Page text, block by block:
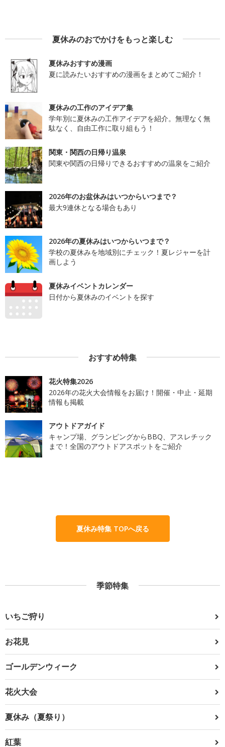
夏休みのおでかけをもっと楽しむ
夏休みおすすめ漫画
夏に読みたいおすすめの漫画をまとめてご紹介！
夏休みの工作のアイデア集
学年別に夏休みの工作アイデアを紹介。無理なく無
駄なく、自由工作に取り組もう！
関東・関西の日帰り温泉
関東や関西の日帰りできるおすすめの温泉をご紹介
2026年のお盆休みはいつからいつまで？
最大9連休となる場合もあり
2026年の夏休みはいつからいつまで？
学校の夏休みを地域別にチェック！夏レジャーを計
画しよう
夏休みイベントカレンダー
日付から夏休みのイベントを探す
おすすめ特集
花火特集2026
2026年の花火大会情報をお届け！開催・中止・延期
情報も掲載
アウトドアガイド
キャンプ場、グランピングからBBQ、アスレチック
まで！全国のアウトドアスポットをご紹介
夏休み特集 TOPへ戻る
季節特集
いちご狩り
お花見
ゴールデンウィーク
花火大会
夏休み（夏祭り）
紅葉